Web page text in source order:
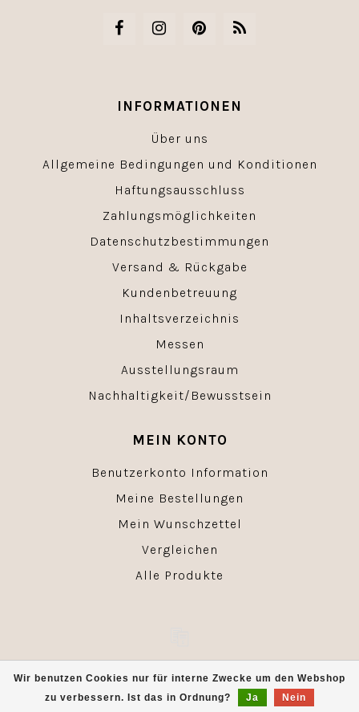
Wir benutzen Cookies nur für interne Zwecke um den Webshop
zu verbessern. Ist das in Ordnung?
Ja
Nein
INFORMATIONEN
Über uns
Allgemeine Bedingungen und Konditionen
Haftungsausschluss
Zahlungsmöglichkeiten
Datenschutzbestimmungen
Versand & Rückgabe
Kundenbetreuung
Inhaltsverzeichnis
Messen
Ausstellungsraum
Nachhaltigkeit/Bewusstsein
MEIN KONTO
Benutzerkonto Information
Meine Bestellungen
Mein Wunschzettel
Vergleichen
Alle Produkte
© Copyright 2026 - Powered byLightspeed- Theme by
Dyvelopment